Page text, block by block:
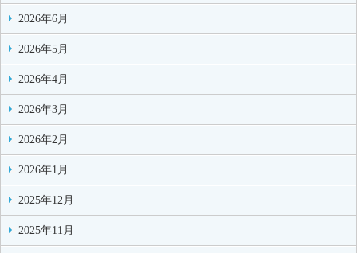
2026年6月
2026年5月
2026年4月
2026年3月
2026年2月
2026年1月
2025年12月
2025年11月